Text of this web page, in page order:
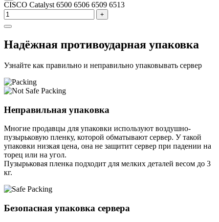
CISCO Catalyst 6500 6506 6509 6513
+
Надёжная противоударная упаковка
Узнайте как правильно и неправильно упаковывать сервер
Неправильная упаковка
Многие продавцы для упаковки используют воздушно-
пузырьковую пленку, которой обматывают сервер. У такой
упаковки низкая цена, она не защитит сервер при падении на
торец или на угол.
Пузырьковая пленка подходит для мелких деталей весом до 3
кг.
Безопасная упаковка сервера